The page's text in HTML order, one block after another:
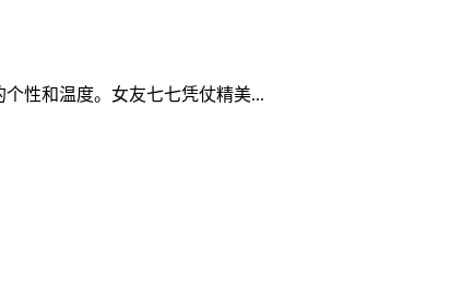
性和温度。女友七七凭仗精美...